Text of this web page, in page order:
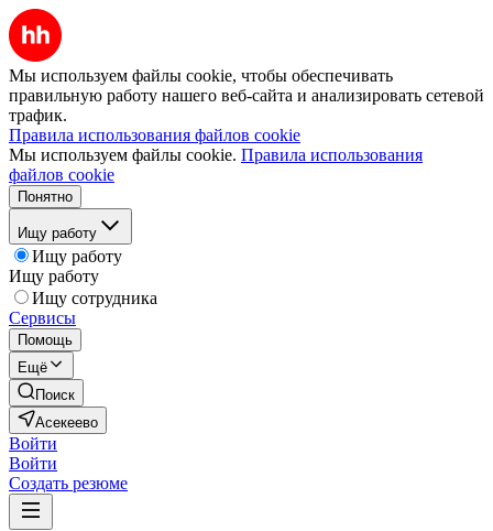
Мы используем файлы cookie, чтобы обеспечивать
правильную работу нашего веб-сайта и анализировать сетевой
трафик.
Правила использования файлов cookie
Мы используем файлы cookie. Правила использования
файлов cookie
Понятно
Ищу работу
Ищу работу
Ищу работу
Ищу сотрудника
Сервисы
Помощь
Ещё
Поиск
Асекеево
Войти
Войти
Создать резюме